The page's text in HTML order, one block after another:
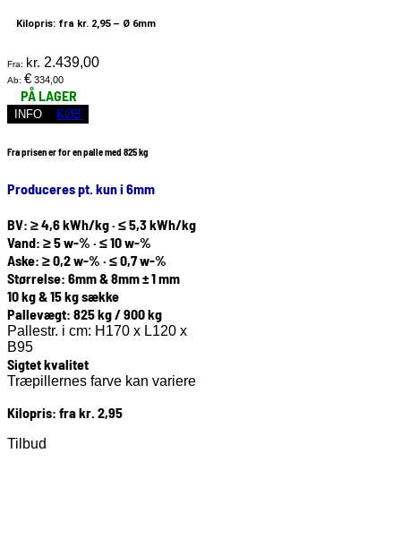
Kilopris: fra kr. 2,95 – Ø 6mm
Fra: kr. 2.439,00
Ab: € 334,00
PÅ LAGER
INFO KØB
Fra prisen er for en palle med 825 kg
Produceres pt. kun i 6mm
BV: ≥ 4,6 kWh/kg · ≤ 5,3 kWh/kg
Vand: ≥ 5 w-% · ≤ 10 w-%
Aske: ≥ 0,2 w-% · ≤ 0,7 w-%
Størrelse: 6mm & 8mm ± 1 mm
10 kg & 15 kg sække
Pallevægt: 825 kg / 900 kg
Pallestr. i cm: H170 x L120 x
B95
Sigtet kvalitet
Træpillernes farve kan variere
Kilopris: fra kr. 2,95
Tilbud